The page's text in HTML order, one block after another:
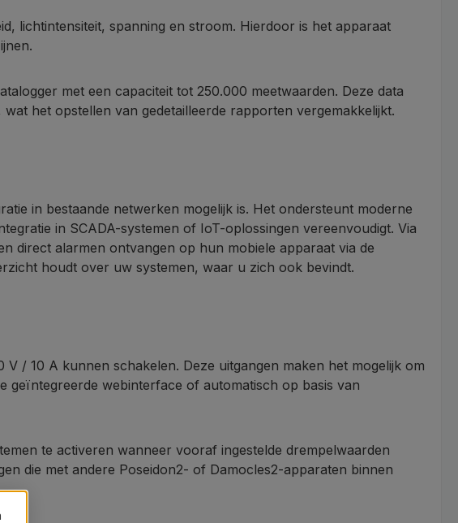
lichtintensiteit, spanning en stroom. Hierdoor is het apparaat
met een capaciteit tot 250.000 meetwaarden. Deze data
het opstellen van gedetailleerde rapporten vergemakkelijkt.
in bestaande netwerken mogelijk is. Het ondersteunt moderne
in SCADA-systemen of IoT-oplossingen vereenvoudigt. Via
direct alarmen ontvangen op hun mobiele apparaat via de
houdt over uw systemen, waar u zich ook bevindt.
/ 10 A kunnen schakelen. Deze uitgangen maken het mogelijk om
geïntegreerde webinterface of automatisch op basis van
te activeren wanneer vooraf ingestelde drempelwaarden
die met andere Poseidon2- of Damocles2-apparaten binnen